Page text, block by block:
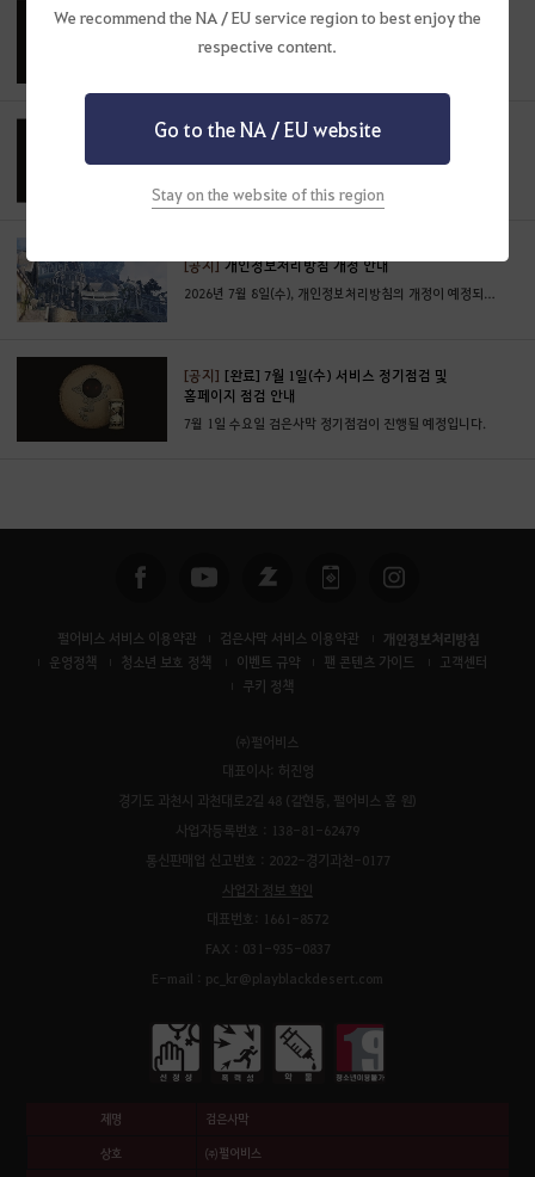
We recommend the NA / EU service region to best enjoy the
respective content.
Go to the NA / EU website
Stay on the website of this region
[공지][완료] 7월 3일(금) 서버 순차 점검 안내 (최종
수정 : 2026-07-03 15:32)
[완료] 7월 2일(목) 일부 서버 점검 안내
[공지]개인정보처리방침 개정 안내
2026년 7월 8일(수), 개인정보처리방침의 개정이 예정되어 있어 사전 안내드립니다.
[공지] [완료] 7월 1일(수) 서비스 정기점검 및
홈페이지 점검 안내
7월 1일 수요일 검은사막 정기점검이 진행될 예정입니다.
펄어비스 서비스 이용약관 검은사막 서비스 이용약관 개인정보처리방침
운영정책 청소년 보호 정책 이벤트 규약 팬 콘텐츠 가이드
고객센터
쿠키 정책
㈜펄어비스
대표이사: 허진영
경기도 과천시 과천대로2길 48 (갈현동, 펄어비스 홈 원)
사업자등록번호 : 138-81-62479
통신판매업 신고번호 : 2022-경기과천-0177
사업자 정보 확인
대표번호: 1661-8572
FAX : 031-935-0837
E-mail : pc_kr@playblackdesert.com
제명 검은사막
상호 ㈜펄어비스